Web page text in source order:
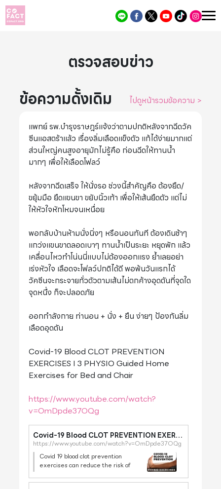
ตรวจสอบข่าว
ข้อความดั้งเดิม
ไปดูหน้ารวมข้อความ >
แพทย์ รพ.บำรุงราษฎร์แจ้งว่าตามปกติหลังจากฉีดวัค
ซีนแอสตร้าแล้ว เรื่องลิ่มเลือดแข็งตัว แก้ได้ง่ายมากแต่
ส่วนใหญ่คนสูงอายุมักไม่รู้คือ ก่อนฉีดให้ทานน้ำ
มากๆ เพื่อให้เลือดโฟลว์
หลังจากฉีดเสร็จ ให้นั่งรอ ช่วงนี้สำคัญคือ ต้องยืด/
ขยุ้มมือ ยืดแขนขา ขยับนิ้วเท้า เพื่อให้เส้นยืดตัว แต่ไม่
ให้หัวใจหักโหมจนเหนื่อย
พอกลับบ้านห้ามนั่งนิ่งๆ หรือนอนทันที ต้องเดินช้าๆ
แกว่งแขนขาตลอดเบาๆ ทานน้ำเป็นระยะ หยุดพัก แล้ว
เคลื่อนไหวทำโน่นนี่แบบไม่ต้องออกแรง ย้ำเลยอย่า
เร่งหัวใจ เลือดจะโฟลว์ปกติได้ดี พอพ้นวันแรกได้
วัคซีนจะกระจายทั่วตัวตามเส้นไม่ตกค้างอุดตันที่จุดใด
จุดหนึ่ง ก็จะปลอดภัย
ออกกำลังกาย ท่านอน + นั่ง + ยืน ง่ายๆ ป้องกันลิ่ม
เลือดอุดตัน
Covid-19 Blood CLOT PREVENTION
EXERCISES I 3 PHYSIO Guided Home
Exercises for Bed and Chair
https://www.youtube.com/watch?
v=OmDpde37OQg
Covid-19 Blood CLOT PREVENTION EXERCISES I 3 PHYSIO Guided Home Exercises for Bed and Chair
https://www.youtube.com/watch?v=OmDpde37OQg
Covid 19 blood clot prevention
exercises can reduce the risk of
recovery. Physiotherapist Michelle